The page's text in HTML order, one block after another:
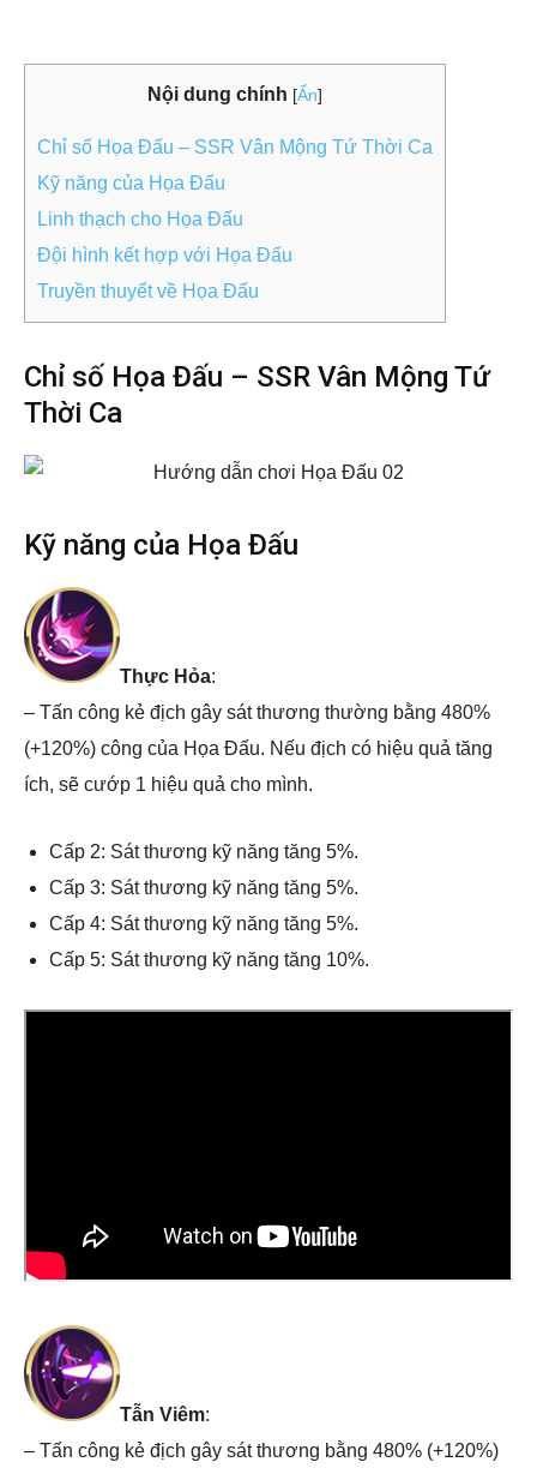
Nội dung chính [Ẩn]
Chỉ số Họa Đấu – SSR Vân Mộng Tứ Thời Ca
Kỹ năng của Họa Đấu
Linh thạch cho Họa Đấu
Đội hình kết hợp với Họa Đấu
Truyền thuyết về Họa Đấu
Chỉ số Họa Đấu – SSR Vân Mộng Tứ
Thời Ca
Kỹ năng của Họa Đấu
Thực Hỏa:
– Tấn công kẻ địch gây sát thương thường bằng 480%
(+120%) công của Họa Đấu. Nếu địch có hiệu quả tăng
ích, sẽ cướp 1 hiệu quả cho mình.
Cấp 2: Sát thương kỹ năng tăng 5%.
Cấp 3: Sát thương kỹ năng tăng 5%.
Cấp 4: Sát thương kỹ năng tăng 5%.
Cấp 5: Sát thương kỹ năng tăng 10%.
Tẫn Viêm:
– Tấn công kẻ địch gây sát thương bằng 480% (+120%)